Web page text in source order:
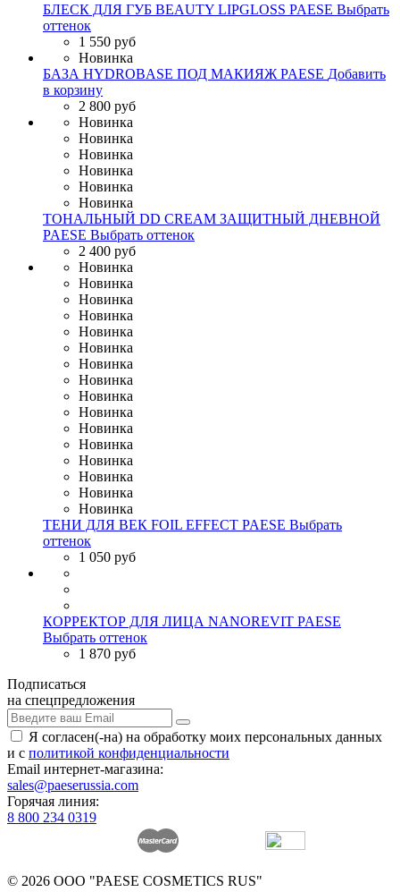
БЛЕСК ДЛЯ ГУБ BEAUTY LIPGLOSS PAESE Выбрать
оттенок
1 550 руб
Новинка
БАЗА HYDROBASE ПОД МАКИЯЖ PAESE Добавить
в корзину
2 800 руб
Новинка
Новинка
Новинка
Новинка
Новинка
Новинка
ТОНАЛЬНЫЙ DD CREAM ЗАЩИТНЫЙ ДНЕВНОЙ
PAESE Выбрать оттенок
2 400 руб
Новинка
Новинка
Новинка
Новинка
Новинка
Новинка
Новинка
Новинка
Новинка
Новинка
Новинка
Новинка
Новинка
Новинка
Новинка
Новинка
ТЕНИ ДЛЯ ВЕК FOIL EFFECT PAESE Выбрать
оттенок
1 050 руб
КОРРЕКТОР ДЛЯ ЛИЦА NANOREVIT PAESE
Выбрать оттенок
1 870 руб
Подписаться
на спецпредложения
Я согласен(-на) на обработку моих персональных данных
и с политикой конфиденциальности
Email интернет-магазина:
sales@paeserussia.com
Горячая линия:
8 800 234 0319
© 2026 ООО "PAESE COSMETICS RUS"